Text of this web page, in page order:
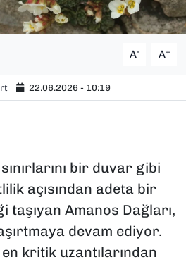
A- A+
22.06.2026 - 10:19
bir duvar gibi
açısından adeta bir
taşıyan Amanos Dağları,
devam ediyor.
kritik uzantılarından